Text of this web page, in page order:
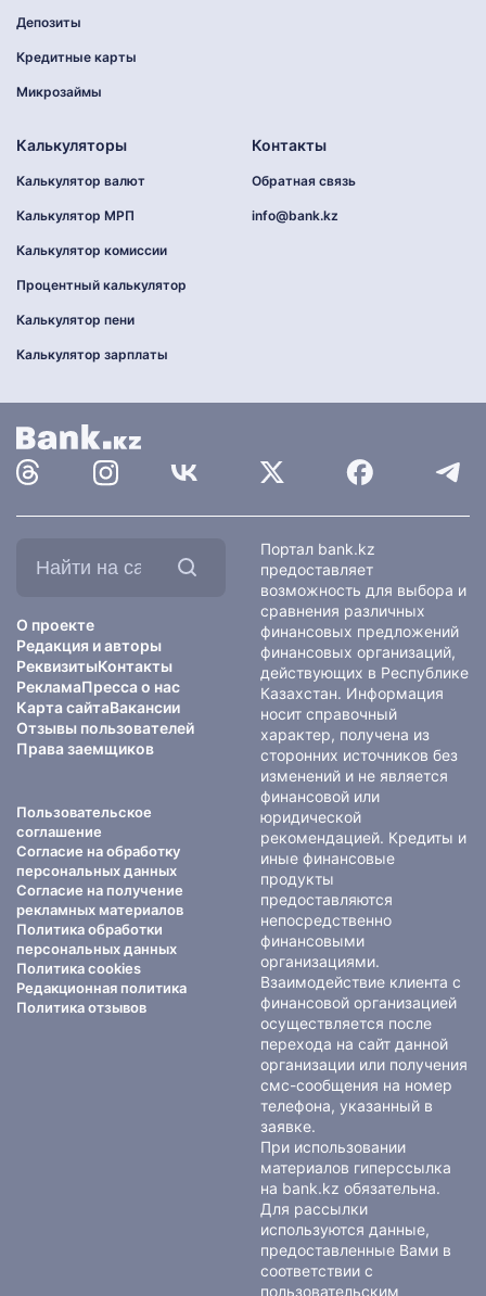
Депозиты
Кредитные карты
Микрозаймы
Калькуляторы
Калькулятор валют
Калькулятор МРП
Калькулятор комиссии
Процентный калькулятор
Калькулятор пени
Калькулятор зарплаты
Контакты
Обратная связь
info@bank.kz
О проекте
Редакция и авторы
РеквизитыКонтакты
РекламаПресса о нас
Карта сайтаВакансии
Отзывы пользователей
Права заемщиков
Пользовательское
соглашение
Согласие на обработку
персональных данных
Согласие на получение
рекламных материалов
Политика обработки
персональных данных
Политика cookies
Редакционная политика
Политика отзывов
Портал bank.kz
предоставляет
возможность для выбора и
сравнения различных
финансовых предложений
финансовых организаций,
действующих в Республике
Казахстан. Информация
носит справочный
характер, получена из
сторонних источников без
изменений и не является
финансовой или
юридической
рекомендацией. Кредиты и
иные финансовые
продукты
предоставляются
непосредственно
финансовыми
организациями.
Взаимодействие клиента с
финансовой организацией
осуществляется после
перехода на сайт данной
организации или получения
смс-сообщения на номер
телефона, указанный в
заявке.
При использовании
материалов гиперссылка
на bank.kz обязательна.
Для рассылки
используются данные,
предоставленные Вами в
соответствии с
пользовательским